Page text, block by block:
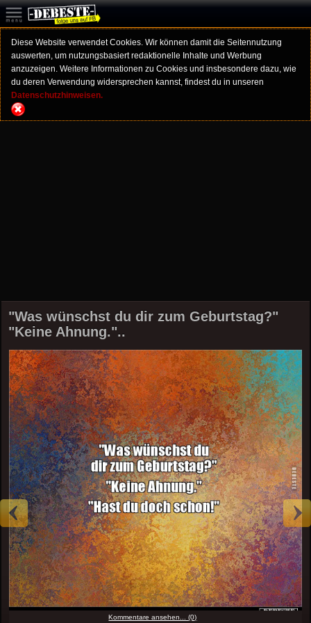
Diese Website verwendet Cookies. Wir können damit die Seitennutzung
auswerten, um nutzungsbasiert redaktionelle Inhalte und Werbung
anzuzeigen. Weitere Informationen zu Cookies und insbesondere dazu, wie
du deren Verwendung widersprechen kannst, findest du in unseren
Datenschutzhinweisen.
"Was wünschst du dir zum Geburtstag?"
"Keine Ahnung."..
Kommentare ansehen... (0)